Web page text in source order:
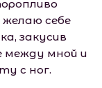
желаю себе
закусив
между мной и
с ног.